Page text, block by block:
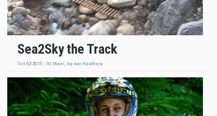
Sea2Sky the Track
Oct 02 2015 - 10:14am byder Hoatfora